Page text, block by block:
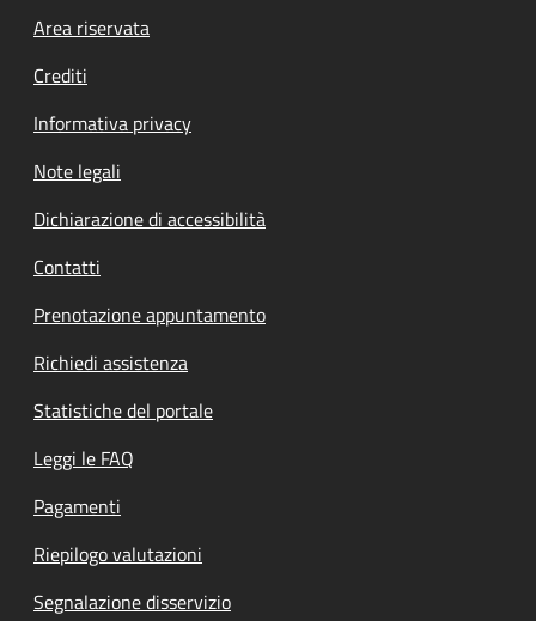
Footer menu
Area riservata
Crediti
Informativa privacy
Note legali
Dichiarazione di accessibilità
Contatti
Prenotazione appuntamento
Richiedi assistenza
Statistiche del portale
Leggi le FAQ
Pagamenti
Riepilogo valutazioni
Segnalazione disservizio